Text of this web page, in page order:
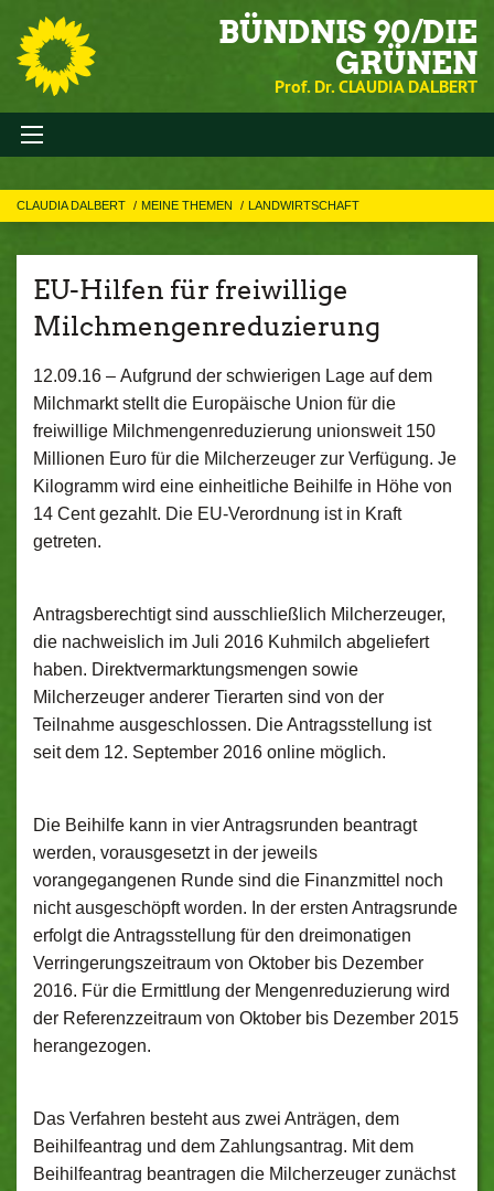
BÜNDNIS 90/DIE
GRÜNEN
Prof. Dr. CLAUDIA DALBERT
CLAUDIA DALBERT MEINE THEMEN LANDWIRTSCHAFT
EU-Hilfen für freiwillige
Milchmengenreduzierung
12.09.16 – Aufgrund der schwierigen Lage auf dem
Milchmarkt stellt die Europäische Union für die
freiwillige Milchmengenreduzierung unionsweit 150
Millionen Euro für die Milcherzeuger zur Verfügung. Je
Kilogramm wird eine einheitliche Beihilfe in Höhe von
14 Cent gezahlt. Die EU-Verordnung ist in Kraft
getreten.
Antragsberechtigt sind ausschließlich Milcherzeuger,
die nachweislich im Juli 2016 Kuhmilch abgeliefert
haben. Direktvermarktungsmengen sowie
Milcherzeuger anderer Tierarten sind von der
Teilnahme ausgeschlossen. Die Antragsstellung ist
seit dem 12. September 2016 online möglich.
Die Beihilfe kann in vier Antragsrunden beantragt
werden, vorausgesetzt in der jeweils
vorangegangenen Runde sind die Finanzmittel noch
nicht ausgeschöpft worden. In der ersten Antragsrunde
erfolgt die Antragsstellung für den dreimonatigen
Verringerungszeitraum von Oktober bis Dezember
2016. Für die Ermittlung der Mengenreduzierung wird
der Referenzzeitraum von Oktober bis Dezember 2015
herangezogen.
Das Verfahren besteht aus zwei Anträgen, dem
Beihilfeantrag und dem Zahlungsantrag. Mit dem
Beihilfeantrag beantragen die Milcherzeuger zunächst